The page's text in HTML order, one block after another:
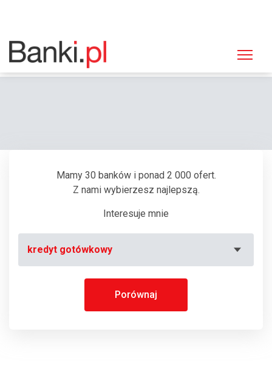
Strona główna
Bankomat Euronet, Wrocław, Hubska 112-118 (Supermarket "Elea")
Mamy 30 banków i ponad 2 000 ofert.
Z nami wybierzesz najlepszą.
Interesuje mnie
kredyt gotówkowy
Porównaj